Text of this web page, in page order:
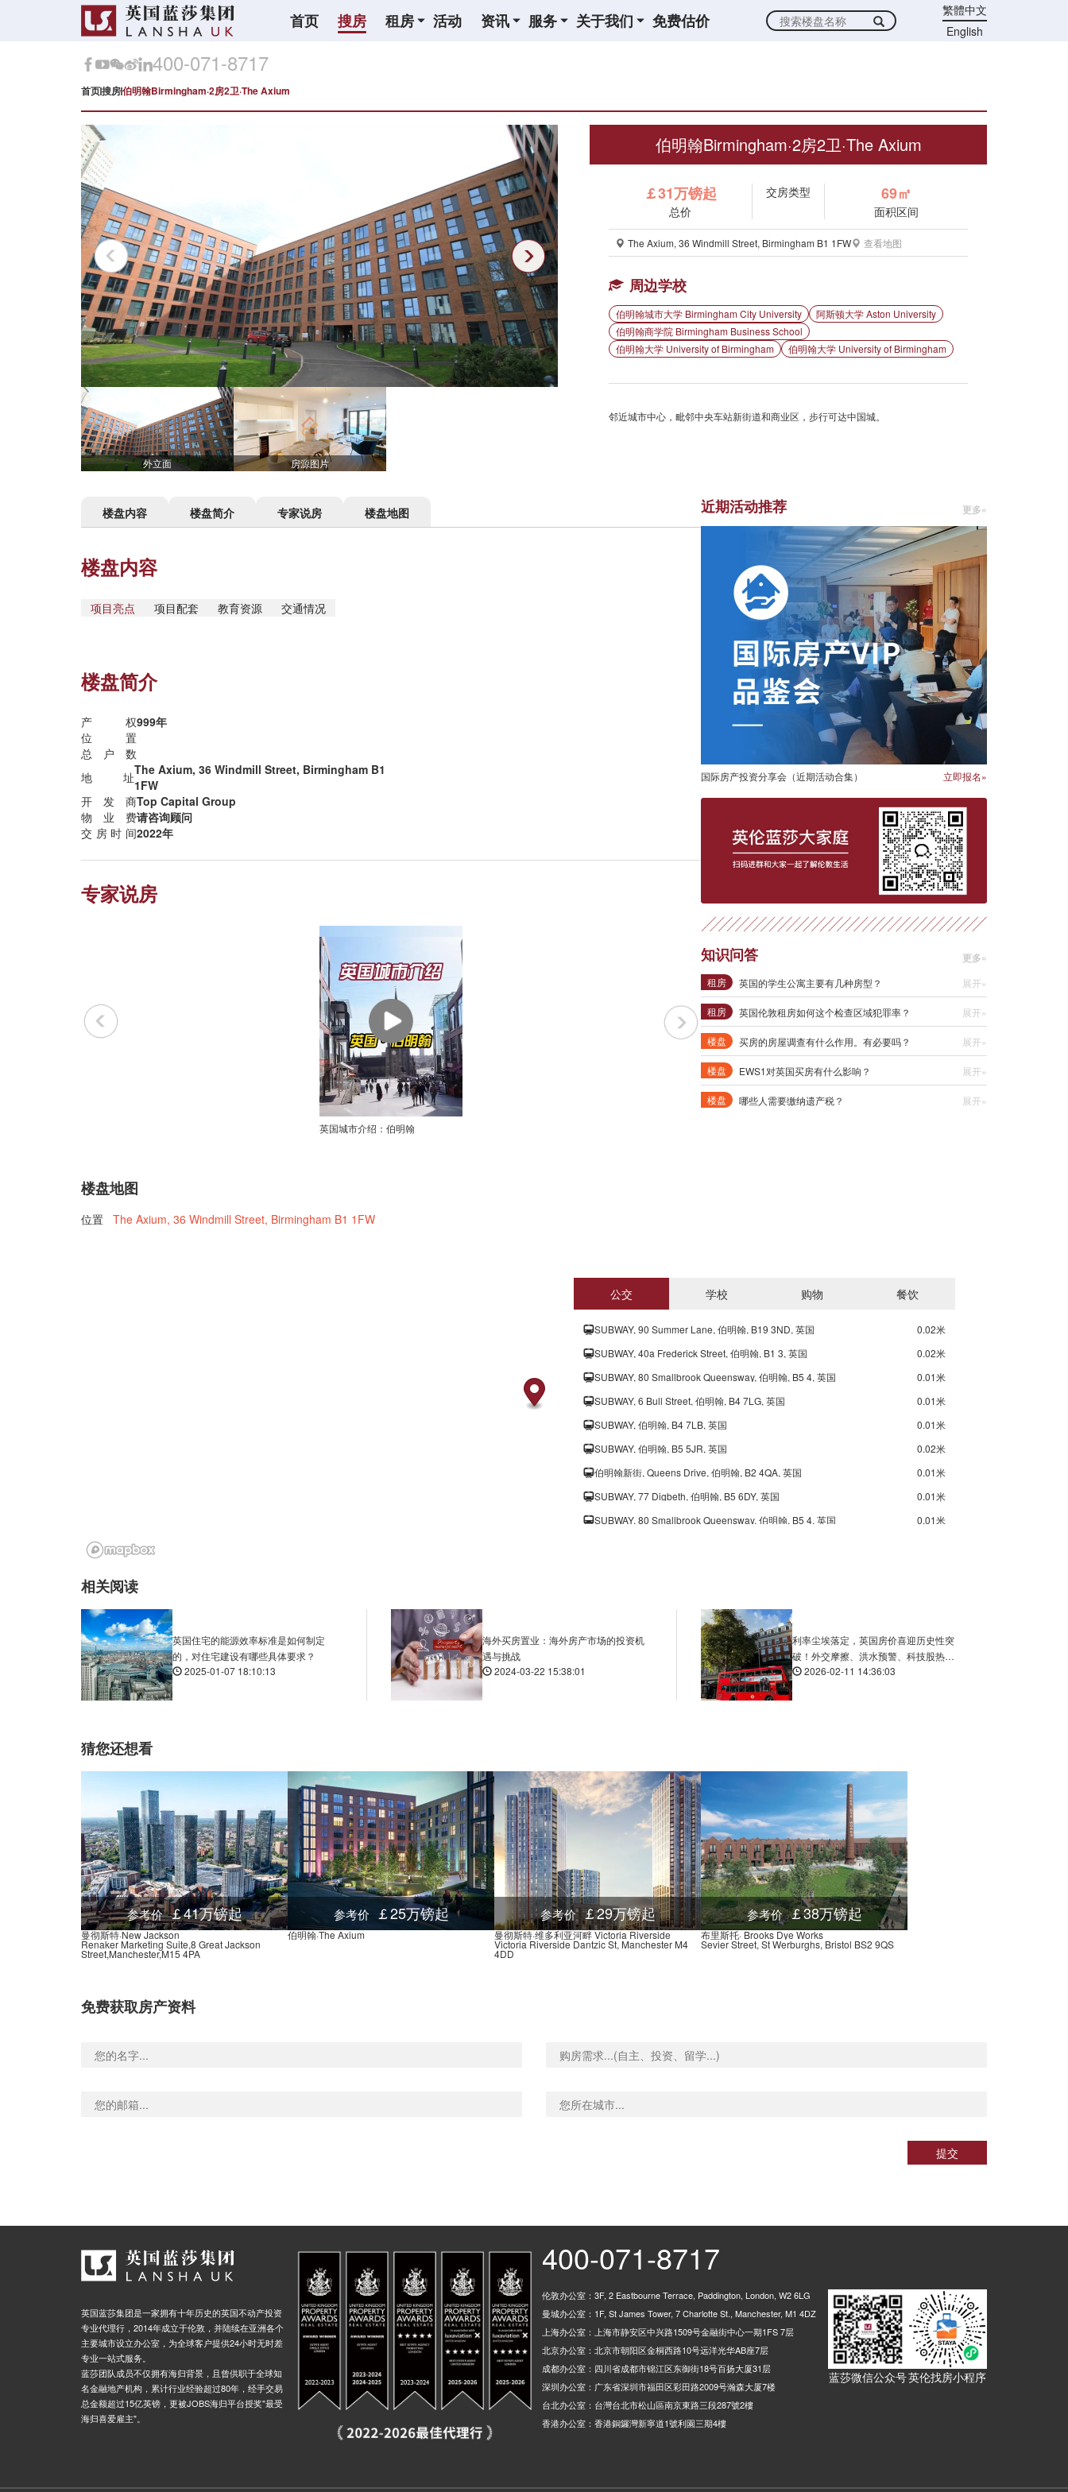
首页 搜房 租房 活动 资讯 服务 关于我们 免费估价
繁體中文
English
400-071-8717
首页搜房伯明翰Birmingham·2房2卫·The Axium
外立面 房源图片
伯明翰Birmingham·2房2卫·The Axium
￡31万镑起
总价
交房类型 69㎡
面积区间
The Axium, 36 Windmill Street, Birmingham B1 1FW 查看地图
周边学校
伯明翰城市大学 Birmingham City University
阿斯顿大学 Aston University
伯明翰商学院 Birmingham Business School
伯明翰大学 University of Birmingham
伯明翰大学 University of Birmingham
邻近城市中心，毗邻中央车站新街道和商业区，步行可达中国城。
楼盘内容 楼盘简介 专家说房 楼盘地图
楼盘内容
项目亮点 项目配套 教育资源 交通情况
楼盘简介
产权999年
位置
总户数
地址The Axium, 36 Windmill Street, Birmingham B1
1FW
开发商Top Capital Group
物业费请咨询顾问
交房时间2022年
专家说房
英国城市介绍：伯明翰
近期活动推荐 更多»
国际房产投资分享会（近期活动合集） 立即报名»
知识问答 更多»
租房 英国的学生公寓主要有几种房型？ 展开»
租房 英国伦敦租房如何这个检查区域犯罪率？ 展开»
楼盘 买房的房屋调查有什么作用。有必要吗？ 展开»
楼盘 EWS1对英国买房有什么影响？ 展开»
楼盘 哪些人需要缴纳遗产税？ 展开»
楼盘地图
位置 The Axium, 36 Windmill Street, Birmingham B1 1FW
公交 学校 购物 餐饮
SUBWAY, 90 Summer Lane, 伯明翰, B19 3ND, 英国
0.02米
SUBWAY, 40a Frederick Street, 伯明翰, B1 3, 英国
0.02米
SUBWAY, 80 Smallbrook Queensway, 伯明翰, B5 4, 英国
0.01米
SUBWAY, 6 Bull Street, 伯明翰, B4 7LG, 英国
0.01米
SUBWAY, 伯明翰, B4 7LB, 英国
0.01米
SUBWAY, 伯明翰, B5 5JR, 英国
0.02米
伯明翰新街, Queens Drive, 伯明翰, B2 4QA, 英国
0.01米
SUBWAY, 77 Digbeth, 伯明翰, B5 6DY, 英国
0.01米
SUBWAY, 80 Smallbrook Queensway, 伯明翰, B5 4, 英国
0.01米
SUBWAY, Centenary Square, 伯明翰, B1 2NR, 英国
SUBWAY, Brunswick Street, 伯明翰, B1 2, 英国
0.01米
SUBWAY, 250 Jennens Road, 伯明翰, B4 7, 英国
0.02米
Digbeth Bus Station, Mill Lane, 伯明翰, B5 6, 英国
Subway City, Livery Street, 伯明翰, B3 1, 英国
Esso, 305 Corporation Street, 伯明翰, B4 7DT, 英国
SUBWAY, 6 Bull Street, 伯明翰, B4 7LG, 英国
SUBWAY, 90 Navigation Street, 伯明翰, B5 4AA, 英国
Ernest St (Stop Hh1), 55 Holloway Head, 伯明翰, B1 1, 英国
O2 Academy Stop Hf2, 2 Bristol Street, 伯明翰, B1 1, 英国
Alexandra Theatre Stop Sf1, 8 Suffolk Street Queensway, 伯明翰, B1 1LS, 英国
0.00米
0.01米
Markets Stop Mk2, Upper Dean Street, 伯明翰, B5 5, 英国
0.01米
Metro-Corporation Street, Corporation Street, 伯明翰, B2 4LP, 英国
0.01米
SUBWAY, St Andrews Road, 伯明翰, B9 4, 英国
0.03米
Curzon Street Station, New Canal Street, 伯明翰, B5 5, 英国
0.02米
Frank St, Belgrave Middleway, 伯明翰, B12 0, 英国
Moseley Rd Fire Station, 1 Belgrave Road, 伯明翰, B12 0, 英国
相关阅读
英国住宅的能源效率标准是如何制定
的，对住宅建设有哪些具体要求？
2025-01-07 18:10:13
海外买房置业：海外房产市场的投资机
遇与挑战
2024-03-22 15:38:01
利率尘埃落定，英国房价喜迎历史性突
破！外交摩擦、洪水预警、科技股热钱
涌动……
2026-02-11 14:36:03
猜您还想看
参考价 ￡41万镑起
曼彻斯特·New Jackson
Renaker Marketing Suite,8 Great Jackson
Street,Manchester,M15 4PA
参考价 ￡25万镑起
伯明翰·The Axium
参考价 ￡29万镑起
曼彻斯特·维多利亚河畔 Victoria Riverside
Victoria Riverside Dantzic St, Manchester M4
4DD
参考价 ￡38万镑起
布里斯托· Brooks Dye Works
Sevier Street, St Werburghs, Bristol BS2 9QS
免费获取房产资料
提交
英国蓝莎集团是一家拥有十年历史的英国不动产投资
专业代理行，2014年成立于伦敦，并陆续在亚洲各个
主要城市设立办公室，为全球客户提供24小时无时差
专业一站式服务。
蓝莎团队成员不仅拥有海归背景，且曾供职于全球知
名金融地产机构，累计行业经验超过80年，经手交易
总金额超过15亿英镑，更被JOBS海归平台授奖"最受
海归喜爱雇主"。
400-071-8717
伦敦办公室：3F, 2 Eastbourne Terrace, Paddington, London, W2 6LG
曼城办公室：1F, St James Tower, 7 Charlotte St., Manchester, M1 4DZ
上海办公室：上海市静安区中兴路1509号金融街中心一期1FS 7层
北京办公室：北京市朝阳区金桐西路10号远洋光华AB座7层
成都办公室：四川省成都市锦江区东御街18号百扬大厦31层
深圳办公室：广东省深圳市福田区彩田路2009号瀚森大厦7楼
台北办公室：台灣台北市松山區南京東路三段287號2樓
香港办公室：香港銅鑼灣新寧道1號利園三期4樓
蓝莎微信公众号英伦找房小程序